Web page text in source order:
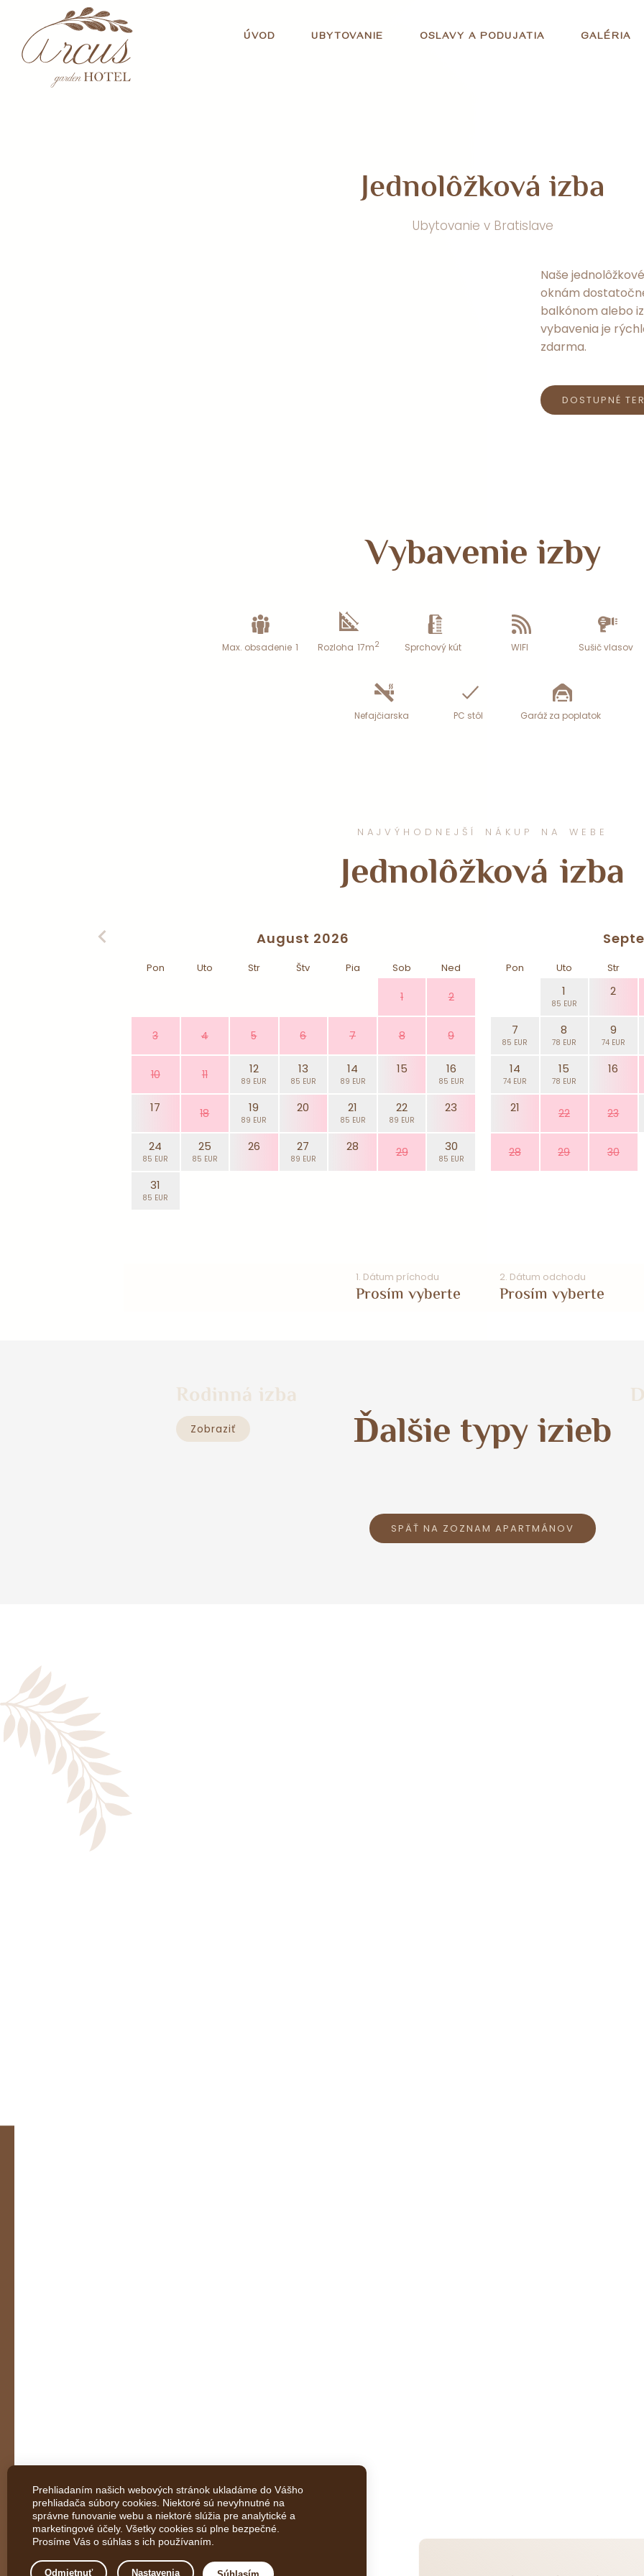
ÚVOD UBYTOVANIE OSLAVY A PODUJATIA GALÉRIA
Jednolôžková izba
Ubytovanie v Bratislave
Naše
oknám
balkónom alebo
vybavenia je
zdarma.
DOSTUPNÉ
Vybavenie izby
Max. obsadenie 1 Rozloha 17m2 Sprchový kút WIFI Sušič vlasov
Nefajčiarska PC stôl Garáž za poplatok
NAJVÝHODNEJŠÍ NÁKUP NA WEBE
Jednolôžková izba
August 2026
Pon Uto Str Štv Pia Sob Ned
1 2
3 4 5 6 7 8 9
10 11 12
89 EUR
13
85 EUR
14
89 EUR
15 16
85 EUR
17 18 19
89 EUR
20 21
85 EUR
22
89 EUR
23
24
85 EUR
25
85 EUR
26 27
89 EUR
28 29 30
85 EUR
31
85 EUR
Pon Uto Str
1
85 EUR
2
7
85 EUR
8
78 EUR
9
74 EUR
14
74 EUR
15
78 EUR
16
21 22 23
28 29 30
1. Dátum príchodu
Prosím vyberte
2. Dátum odchodu
Prosím vyberte
Ďalšie typy izieb
Rodinná izba
Zobraziť
SPÄŤ NA ZOZNAM APARTMÁNOV
Prehliadaním našich webových stránok ukladáme do Vášho
prehliadača súbory cookies. Niektoré sú nevyhnutné na
správne funovanie webu a niektoré slúžia pre analytické a
marketingové účely. Všetky cookies sú plne bezpečné.
Prosíme Vás o súhlas s ich používaním.
Odmietnuť Nastavenia